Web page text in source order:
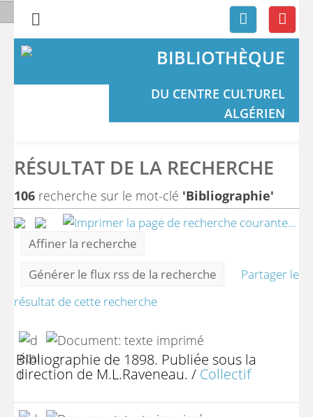
BIBLIOTHÈQUE
DU CENTRE CULTUREL
ALGÉRIEN
RÉSULTAT DE LA RECHERCHE
106 recherche sur le mot-clé 'Bibliographie'
Affiner la recherche
Générer le flux rss de la recherche
Partager le
résultat de cette recherche
Bibliographie de 1898. Publiée sous la
direction de M.L.Raveneau. / Collectif